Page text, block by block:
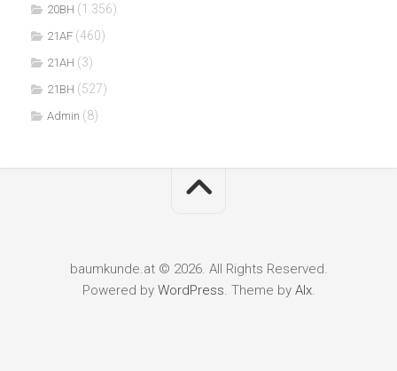
20BH (1.356)
21AF (460)
21AH (3)
21BH (527)
Admin (8)
baumkunde.at © 2026. All Rights Reserved.
Powered by WordPress. Theme by Alx.